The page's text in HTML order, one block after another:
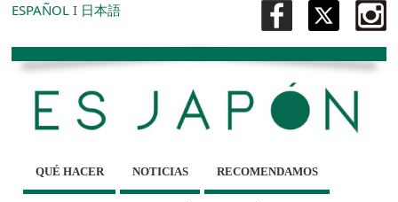
ESPAÑOL I 日本語
QUÉ HACER NOTICIAS RECOMENDAMOS